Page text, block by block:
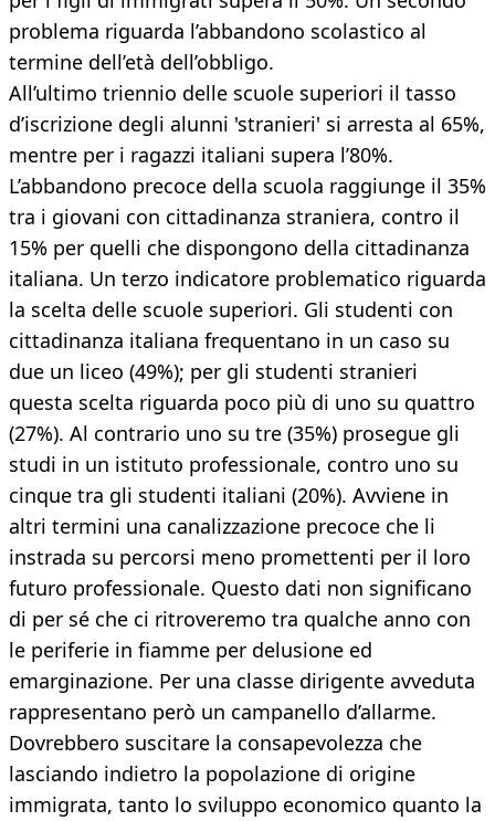
problema riguarda l’abbandono scolastico al
termine dell’età dell’obbligo.
All’ultimo triennio delle scuole superiori il tasso
d’iscrizione degli alunni 'stranieri' si arresta al 65%,
mentre per i ragazzi italiani supera l’80%.
L’abbandono precoce della scuola raggiunge il 35%
tra i giovani con cittadinanza straniera, contro il
15% per quelli che dispongono della cittadinanza
italiana. Un terzo indicatore problematico riguarda
la scelta delle scuole superiori. Gli studenti con
cittadinanza italiana frequentano in un caso su
due un liceo (49%); per gli studenti stranieri
questa scelta riguarda poco più di uno su quattro
(27%). Al contrario uno su tre (35%) prosegue gli
studi in un istituto professionale, contro uno su
cinque tra gli studenti italiani (20%). Avviene in
altri termini una canalizzazione precoce che li
instrada su percorsi meno promettenti per il loro
futuro professionale. Questo dati non significano
di per sé che ci ritroveremo tra qualche anno con
le periferie in fiamme per delusione ed
emarginazione. Per una classe dirigente avveduta
rappresentano però un campanello d’allarme.
Dovrebbero suscitare la consapevolezza che
lasciando indietro la popolazione di origine
immigrata, tanto lo sviluppo economico quanto la